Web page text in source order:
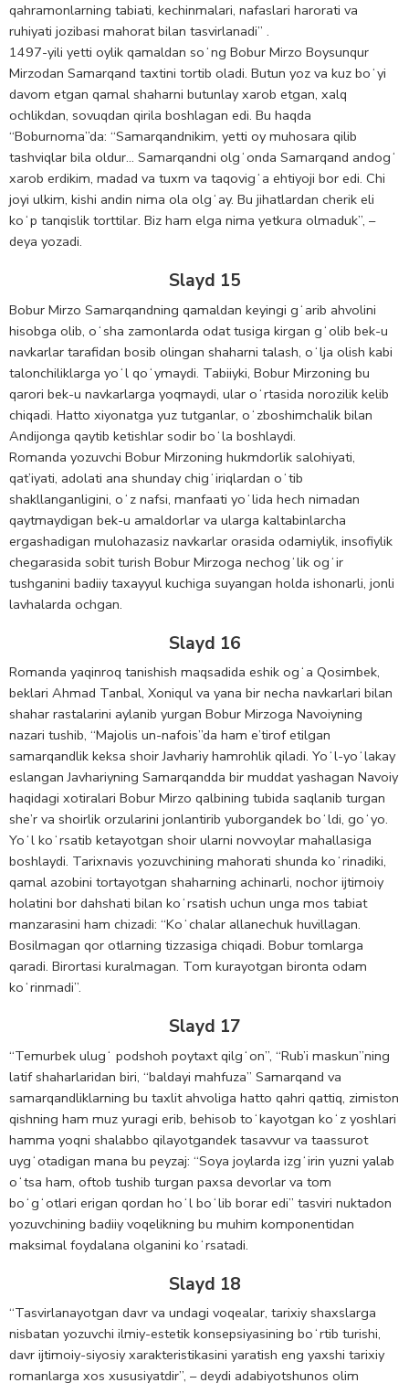
qahramonlarning tabiati, kechinmalari, nafaslari harorati va
ruhiyati jozibasi mahorat bilan tasvirlanadi” .
1497-yili yetti oylik qamaldan soʻng Bobur Mirzo Boysunqur
Mirzodan Samarqand taxtini tortib oladi. Butun yoz va kuz boʻyi
davom etgan qamal shaharni butunlay xarob etgan, xalq
ochlikdan, sovuqdan qirila boshlagan edi. Bu haqda
“Boburnoma”da: “Samarqandnikim, yetti oy muhosara qilib
tashviqlar bila oldur… Samarqandni olgʻonda Samarqand andogʻ
xarob erdikim, madad va tuxm va taqovigʻa ehtiyoji bor edi. Chi
joyi ulkim, kishi andin nima ola olgʻay. Bu jihatlardan cherik eli
koʻp tanqislik torttilar. Biz ham elga nima yetkura olmaduk”, –
deya yozadi.
Slayd 15
Bobur Mirzo Samarqandning qamaldan keyingi gʻarib ahvolini
hisobga olib, oʻsha zamonlarda odat tusiga kirgan gʻolib bek-u
navkarlar tarafidan bosib olingan shaharni talash, oʻlja olish kabi
talonchiliklarga yoʻl qoʻymaydi. Tabiiyki, Bobur Mirzoning bu
qarori bek-u navkarlarga yoqmaydi, ular oʻrtasida norozilik kelib
chiqadi. Hatto xiyonatga yuz tutganlar, oʻzboshimchalik bilan
Andijonga qaytib ketishlar sodir boʻla boshlaydi.
Romanda yozuvchi Bobur Mirzoning hukmdorlik salohiyati,
qat’iyati, adolati ana shunday chigʻiriqlardan oʻtib
shakllanganligini, oʻz nafsi, manfaati yoʻlida hech nimadan
qaytmaydigan bek-u amaldorlar va ularga kaltabinlarcha
ergashadigan mulohazasiz navkarlar orasida odamiylik, insofiylik
chegarasida sobit turish Bobur Mirzoga nechogʻlik ogʻir
tushganini badiiy taxayyul kuchiga suyangan holda ishonarli, jonli
lavhalarda ochgan.
Slayd 16
Romanda yaqinroq tanishish maqsadida eshik ogʻa Qosimbek,
beklari Ahmad Tanbal, Xoniqul va yana bir necha navkarlari bilan
shahar rastalarini aylanib yurgan Bobur Mirzoga Navoiyning
nazari tushib, “Majolis un-nafois”da ham e’tirof etilgan
samarqandlik keksa shoir Javhariy hamrohlik qiladi. Yoʻl-yoʻlakay
eslangan Javhariyning Samarqandda bir muddat yashagan Navoiy
haqidagi xotiralari Bobur Mirzo qalbining tubida saqlanib turgan
she’r va shoirlik orzularini jonlantirib yuborgandek boʻldi, goʻyo.
Yoʻl koʻrsatib ketayotgan shoir ularni novvoylar mahallasiga
boshlaydi. Tarixnavis yozuvchining mahorati shunda koʻrinadiki,
qamal azobini tortayotgan shaharning achinarli, nochor ijtimoiy
holatini bor dahshati bilan koʻrsatish uchun unga mos tabiat
manzarasini ham chizadi: “Koʻchalar allanechuk huvillagan.
Bosilmagan qor otlarning tizzasiga chiqadi. Bobur tomlarga
qaradi. Birortasi kuralmagan. Tom kurayotgan bironta odam
koʻrinmadi”.
Slayd 17
“Temurbek ulugʻ podshoh poytaxt qilgʻon”, “Rub’i maskun”ning
latif shaharlaridan biri, “baldayi mahfuza” Samarqand va
samarqandliklarning bu taxlit ahvoliga hatto qahri qattiq, zimiston
qishning ham muz yuragi erib, behisob toʻkayotgan koʻz yoshlari
hamma yoqni shalabbo qilayotgandek tasavvur va taassurot
uygʻotadigan mana bu peyzaj: “Soya joylarda izgʻirin yuzni yalab
oʻtsa ham, oftob tushib turgan paxsa devorlar va tom
boʻgʻotlari erigan qordan hoʻl boʻlib borar edi” tasviri nuktadon
yozuvchining badiiy voqelikning bu muhim komponentidan
maksimal foydalana olganini koʻrsatadi.
Slayd 18
“Tasvirlanayotgan davr va undagi voqealar, tarixiy shaxslarga
nisbatan yozuvchi ilmiy-estetik konsepsiyasining boʻrtib turishi,
davr ijtimoiy-siyosiy xarakteristikasini yaratish eng yaxshi tarixiy
romanlarga xos xususiyatdir”, – deydi adabiyotshunos olim